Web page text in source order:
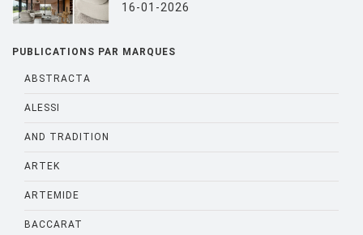
16-01-2026
PUBLICATIONS PAR MARQUES
ABSTRACTA
ALESSI
AND TRADITION
ARTEK
ARTEMIDE
BACCARAT